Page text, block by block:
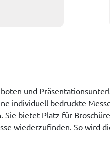
und
individuell bedruckte
bietet Platz für
wiederzufinden. So wird